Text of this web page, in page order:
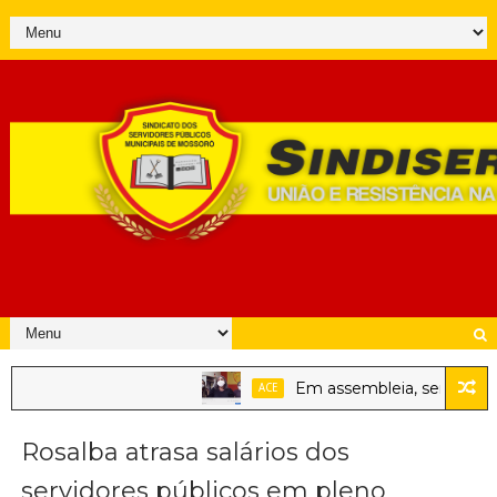
ACE Em assembleia, servidores
Rosalba atrasa salários dos
servidores públicos em pleno